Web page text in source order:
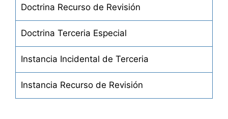
Doctrina Recurso de Revisión
Doctrina Terceria Especial
Instancia Incidental de Terceria
Instancia Recurso de Revisión